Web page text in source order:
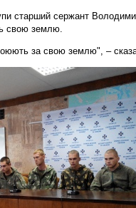
старший сержант
свою землю.
за свою землю", –